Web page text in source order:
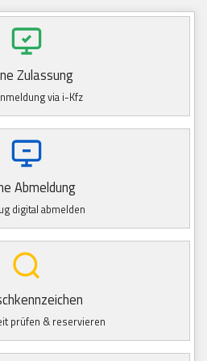
Zulassung
via i-Kfz
Abmeldung
digital abmelden
prüfen & reservieren